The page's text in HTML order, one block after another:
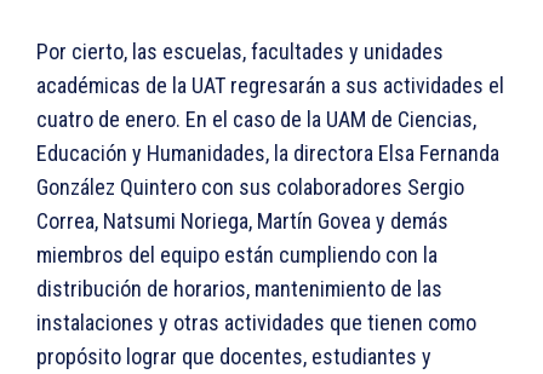
Por cierto, las escuelas, facultades y unidades
académicas de la UAT regresarán a sus actividades el
cuatro de enero. En el caso de la UAM de Ciencias,
Educación y Humanidades, la directora Elsa Fernanda
González Quintero con sus colaboradores Sergio
Correa, Natsumi Noriega, Martín Govea y demás
miembros del equipo están cumpliendo con la
distribución de horarios, mantenimiento de las
instalaciones y otras actividades que tienen como
propósito lograr que docentes, estudiantes y